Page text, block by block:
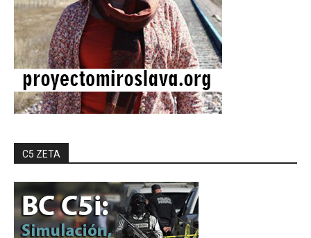
C5 ZETA